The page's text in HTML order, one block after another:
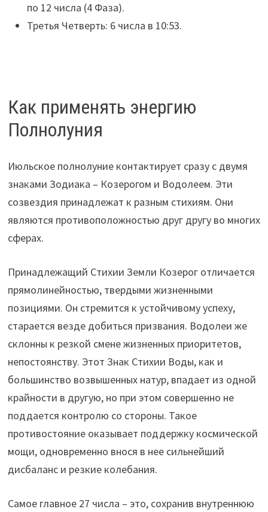
по 12 числа (4 Фаза).
Третья Четверть: 6 числа в 10:53.
Как применять энергию
Полнолуния
Июльское полнолуние контактирует сразу с двумя
знаками Зодиака – Козерогом и Водолеем. Эти
созвездия принадлежат к разным стихиям. Они
являются противоположностью друг другу во многих
сферах.
Принадлежащий Стихии Земли Козерог отличается
прямолинейностью, твердыми жизненными
позициями. Он стремится к устойчивому успеху,
старается везде добиться призвания. Водолеи же
склонны к резкой смене жизненных приоритетов,
непостоянству. Этот Знак Стихии Воды, как и
большинство возвышенных натур, впадает из одной
крайности в другую, но при этом совершенно не
поддается контролю со стороны. Такое
противостояние оказывает поддержку космической
мощи, одновременно внося в нее сильнейший
дисбаланс и резкие колебания.
Самое главное 27 числа – это, сохранив внутреннюю